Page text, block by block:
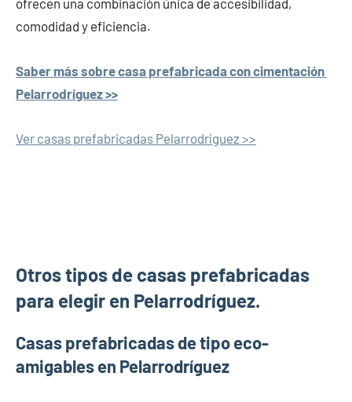
ofrecen una combinación única de accesibilidad,
comodidad y eficiencia.
Saber más sobre casa prefabricada con cimentación
Pelarrodríguez >>
Ver casas prefabricadas Pelarrodríguez >>
Otros tipos de casas prefabricadas
para elegir en Pelarrodríguez.
Casas prefabricadas de tipo eco-
amigables en Pelarrodríguez